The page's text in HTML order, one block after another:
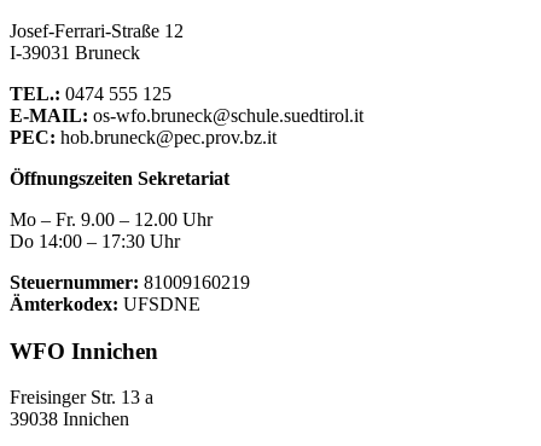
Josef-Ferrari-Straße 12
I-39031 Bruneck
TEL.: 0474 555 125
E-MAIL: os-wfo.bruneck@schule.suedtirol.it
PEC: hob.bruneck@pec.prov.bz.it
Öffnungszeiten Sekretariat
Mo – Fr. 9.00 – 12.00 Uhr
Do 14:00 – 17:30 Uhr
Steuernummer: 81009160219
Ämterkodex: UFSDNE
WFO Innichen
Freisinger Str. 13 a
39038 Innichen